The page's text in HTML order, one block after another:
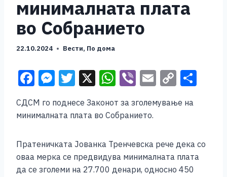
минималната плата
во Собранието
22.10.2024 Вести, По дома
F
a
c
b
o
M
ss
n
g
T
wi
tt
X W
at
s
A
p
Vi
er
E
ai
C
p
Li
n
СДСМ го поднесе Законот за зголемување на
минималната плата во Собранието.
Пратеничката Јованка Тренчевска рече дека со
оваа мерка се предвидува минималната плата
да се зголеми на 27.700 денари, односно 450